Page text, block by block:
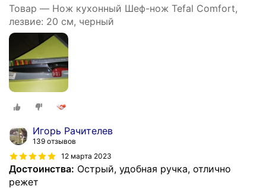
Товар — Нож кухонный Шеф-нож Tefal Comfort,
лезвие: 20 см, черный
Игорь Рачителев
139 отзывов
12 марта 2023
Достоинства: Острый, удобная ручка, отлично
режет